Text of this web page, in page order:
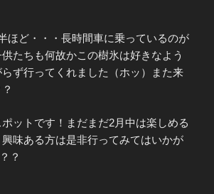
ほど・・・長時間車に乗っているのが
たちも何故かこの樹氷は好きなよう
ず行ってくれました（ホッ）また来
ットです！まだまだ2月中は楽しめる
味ある方は是非行ってみてはいかが
？